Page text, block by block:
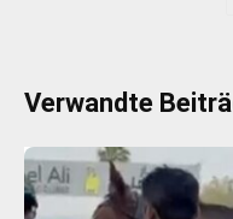
Verwandte